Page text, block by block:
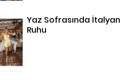
Yaz Sofrasında İtalyan
Ruhu